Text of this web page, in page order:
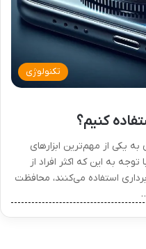
تکنولوژی
کنیم؟
یکی از مهم‌ترین ابزارهای
به این که اکثر افراد از
استفاده می‌کنند، محافظت